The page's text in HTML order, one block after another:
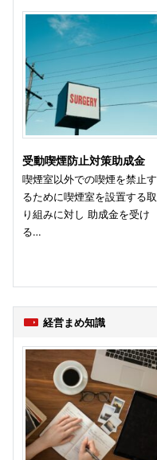
受動喫煙防止対策助成金
喫煙室以外での喫煙を禁止す
るために喫煙室を設置する取
り組みに対し 助成金を受け
る…
経営まめ知識